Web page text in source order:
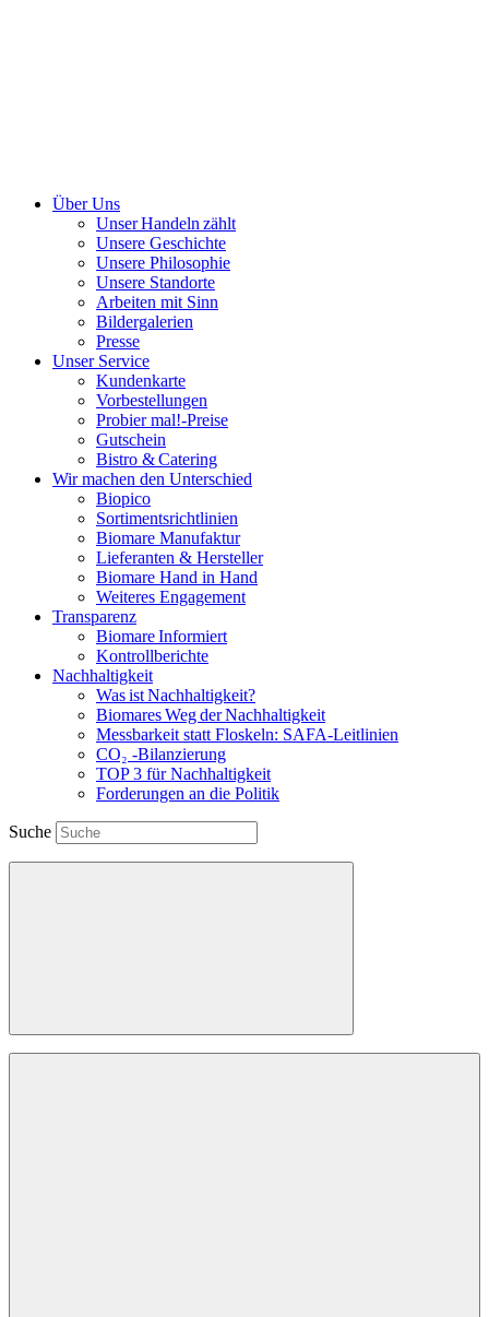
Über Uns
Unser Handeln zählt
Unsere Geschichte
Unsere Philosophie
Unsere Standorte
Arbeiten mit Sinn
Bildergalerien
Presse
Unser Service
Kundenkarte
Vorbestellungen
Probier mal!-Preise
Gutschein
Bistro & Catering
Wir machen den Unterschied
Biopico
Sortimentsrichtlinien
Biomare Manufaktur
Lieferanten & Hersteller
Biomare Hand in Hand
Weiteres Engagement
Transparenz
Biomare Informiert
Kontrollberichte
Nachhaltigkeit
Was ist Nachhaltigkeit?
Biomares Weg der Nachhaltigkeit
Messbarkeit statt Floskeln: SAFA-Leitlinien
CO₂ -Bilanzierung
TOP 3 für Nachhaltigkeit
Forderungen an die Politik
Suche